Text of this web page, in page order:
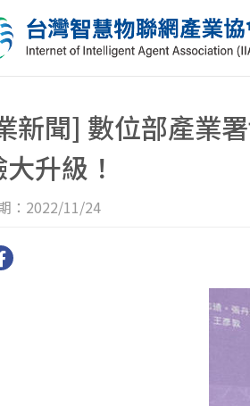
新聞] 數位部產業
升級！
：2022/11/24